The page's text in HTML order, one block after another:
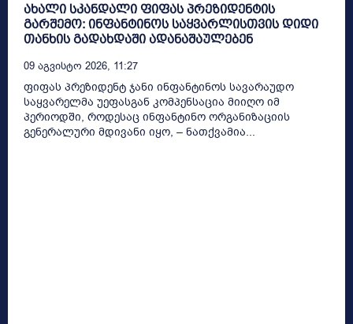
ახალი სკანდალი ფიფას პრეზიდენტის
გარშემო: ინფანტინოს საყვარლისთვის დიდი
თანხის გადახდაში ადანაშაულებენ
09 Აგვისტო 2026, 11:27
ფიფას პრეზიდენტ ჯანი ინფანტინოს სავარაუდო
საყვარელმა უეფასგან კომპენსაცია მიიღო იმ
პერიოდში, როდესაც ინფანტინო ორგანიზაციის
გენერალური მდივანი იყო, – ნათქვამია...